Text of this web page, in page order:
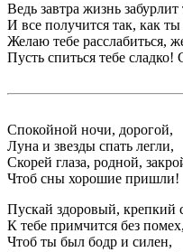
Ведь завтра жизнь забурлит
И все получится так, как ты
Желаю тебе расслабиться,
Пусть спиться тебе
Спокойной ночи, дорогой,
Луна и звезды спать легли,
Скорей глаза, родной,
Чтоб сны хорошие пришли!
Пускай здоровый, крепкий
К тебе примчится без помех,
Чтоб ты был бодр и силен,